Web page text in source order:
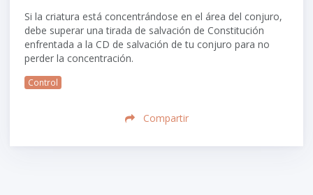
Si la criatura está concentrándose en el área del conjuro,
debe superar una tirada de salvación de Constitución
enfrentada a la CD de salvación de tu conjuro para no
perder la concentración.
Control
Compartir